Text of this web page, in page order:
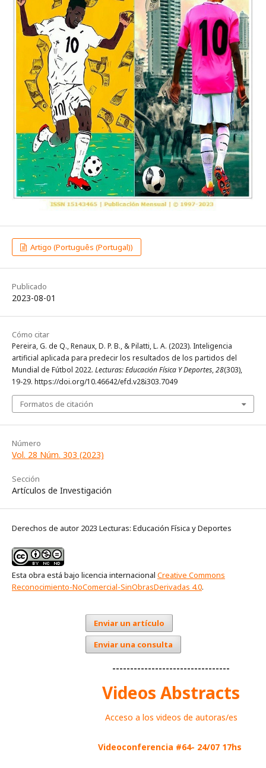
Artigo (Português (Portugal))
Publicado
2023-08-01
Cómo citar
Pereira, G. de Q., Renaux, D. P. B., & Pilatti, L. A. (2023). Inteligencia
artificial aplicada para predecir los resultados de los partidos del
Mundial de Fútbol 2022. Lecturas: Educación Física Y Deportes,28(303),
19-29. https://doi.org/10.46642/efd.v28i303.7049
Formatos de citación
Número
Vol. 28 Núm. 303 (2023)
Sección
Artículos de Investigación
Derechos de autor 2023 Lecturas: Educación Física y Deportes
Esta obra está bajo licencia internacional Creative Commons
Reconocimiento-NoComercial-SinObrasDerivadas 4.0.
Enviar un artículo
Enviar una consulta
---------------------------------
Videos Abstracts
Acceso a los videos de autoras/es
Videoconferencia #64- 24/07 17hs